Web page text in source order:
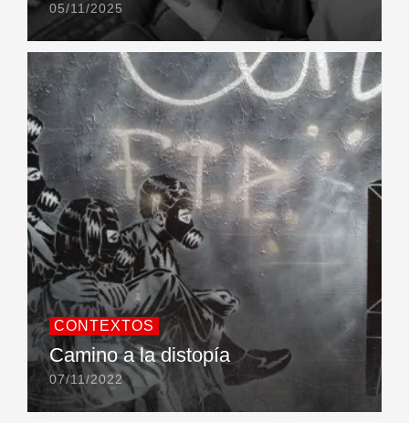
05/11/2025
CONTEXTOS
Camino a la distopía
07/11/2022